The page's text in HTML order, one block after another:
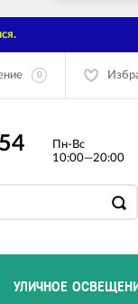
0
Пн-Вс
10:00—20:00
УЛИЧНОЕ